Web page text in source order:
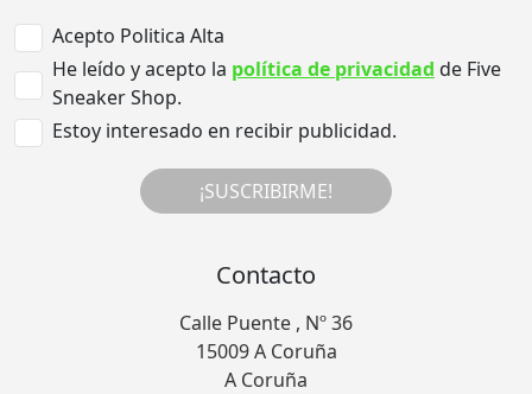
Acepto Politica Alta
He leído y acepto la política de privacidad de Five
Sneaker Shop.
Estoy interesado en recibir publicidad.
¡SUSCRIBIRME!
Contacto
Calle Puente , Nº 36
15009 A Coruña
A Coruña